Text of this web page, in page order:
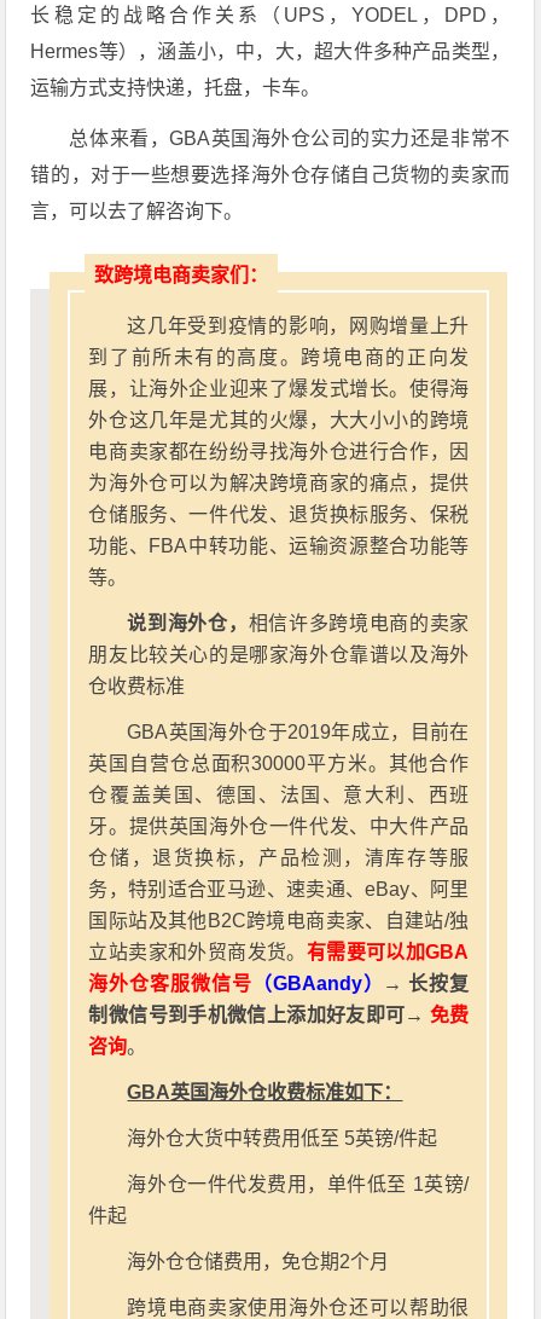
长稳定的战略合作关系（UPS，YODEL，DPD，
Hermes等），涵盖小，中，大，超大件多种产品类型，
运输方式支持快递，托盘，卡车。
总体来看，GBA英国海外仓公司的实力还是非常不
错的，对于一些想要选择海外仓存储自己货物的卖家而
言，可以去了解咨询下。
致跨境电商卖家们：
这几年受到疫情的影响，网购增量上升
到了前所未有的高度。跨境电商的正向发
展，让海外企业迎来了爆发式增长。使得海
外仓这几年是尤其的火爆，大大小小的跨境
电商卖家都在纷纷寻找海外仓进行合作，因
为海外仓可以为解决跨境商家的痛点，提供
仓储服务、一件代发、退货换标服务、保税
功能、FBA中转功能、运输资源整合功能等
等。
说到海外仓， 相信许多跨境电商的卖家
朋友比较关心的是哪家海外仓靠谱以及海外
仓收费标准
GBA英国海外仓于2019年成立，目前在
英国自营仓总面积30000平方米。其他合作
仓覆盖美国、德国、法国、意大利、西班
牙。提供英国海外仓一件代发、中大件产品
仓储，退货换标，产品检测，清库存等服
务，特别适合亚马逊、速卖通、eBay、阿里
国际站及其他B2C跨境电商卖家、自建站/独
立站卖家和外贸商发货。 有需要可以加GBA
海外仓客服微信号 （GBAandy）
→ 长按复
制微信号到手机微信上添加好友即可→ 免费
咨询。
GBA英国海外仓收费标准如下：
海外仓大货中转费用低至 5英镑/件起
海外仓一件代发费用，单件低至 1英镑/
件起
海外仓仓储费用，免仓期2个月
跨境电商卖家使用海外仓还可以帮助很